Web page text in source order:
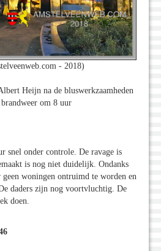
- 2018)
Heijn na de bluswerkzaamheden
om 8 uur
snel onder controle. De ravage is
is nog niet duidelijk. Ondanks
geen woningen ontruimd te worden en
daders zijn nog voortvluchtig. De
doen.